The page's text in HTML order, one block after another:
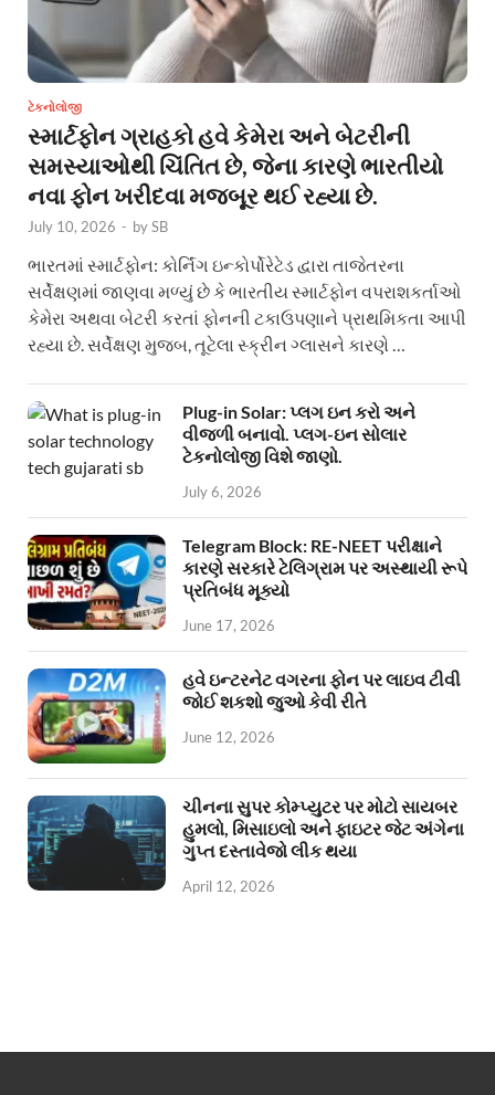
ટેકનોલોજી
સ્માર્ટફોન ગ્રાહકો હવે કેમેરા અને બેટરીની
સમસ્યાઓથી ચિંતિત છે, જેના કારણે ભારતીયો
નવા ફોન ખરીદવા મજબૂર થઈ રહ્યા છે.
July 10, 2026 - bySB
ભારતમાં સ્માર્ટફોન: કોર્નિંગ ઇન્કોર્પોરેટેડ દ્વારા તાજેતરના
સર્વેક્ષણમાં જાણવા મળ્યું છે કે ભારતીય સ્માર્ટફોન વપરાશકર્તાઓ
કેમેરા અથવા બેટરી કરતાં ફોનની ટકાઉપણાને પ્રાથમિકતા આપી
રહ્યા છે. સર્વેક્ષણ મુજબ, તૂટેલા સ્ક્રીન ગ્લાસને કારણે …
Plug-in Solar: પ્લગ ઇન કરો અને
વીજળી બનાવો. પ્લગ-ઇન સોલાર
ટેકનોલોજી વિશે જાણો.
July 6, 2026
Telegram Block: RE-NEET પરીક્ષાને
કારણે સરકારે ટેલિગ્રામ પર અસ્થાયી રૂપે
પ્રતિબંધ મૂક્યો
June 17, 2026
હવે ઇન્ટરનેટ વગરના ફોન પર લાઇવ ટીવી
જોઈ શકશો જુઓ કેવી રીતે
June 12, 2026
ચીનના સુપર કોમ્પ્યુટર પર મોટો સાયબર
હુમલો, મિસાઇલો અને ફાઇટર જેટ અંગેના
ગુપ્ત દસ્તાવેજો લીક થયા
April 12, 2026